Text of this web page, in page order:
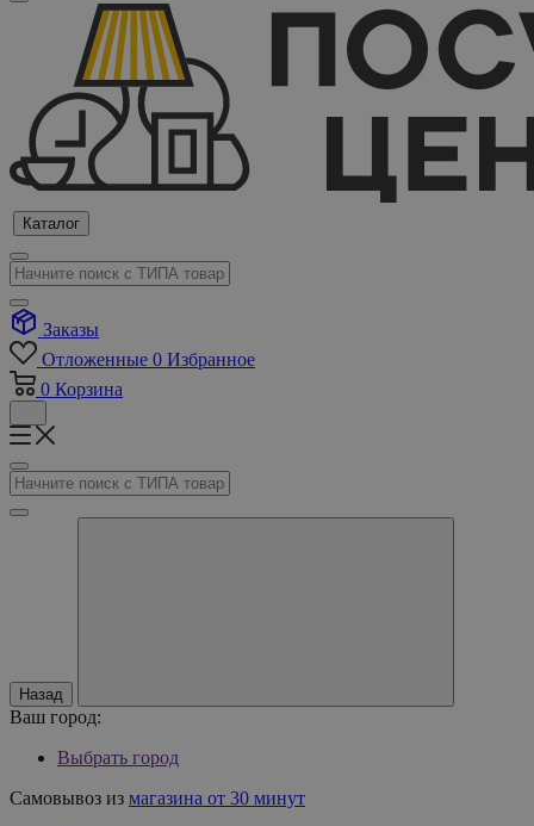
Каталог
Заказы
Отложенные 0 Избранное
0 Корзина
Назад
Ваш город:
Выбрать город
Самовывоз из магазина от 30 минут